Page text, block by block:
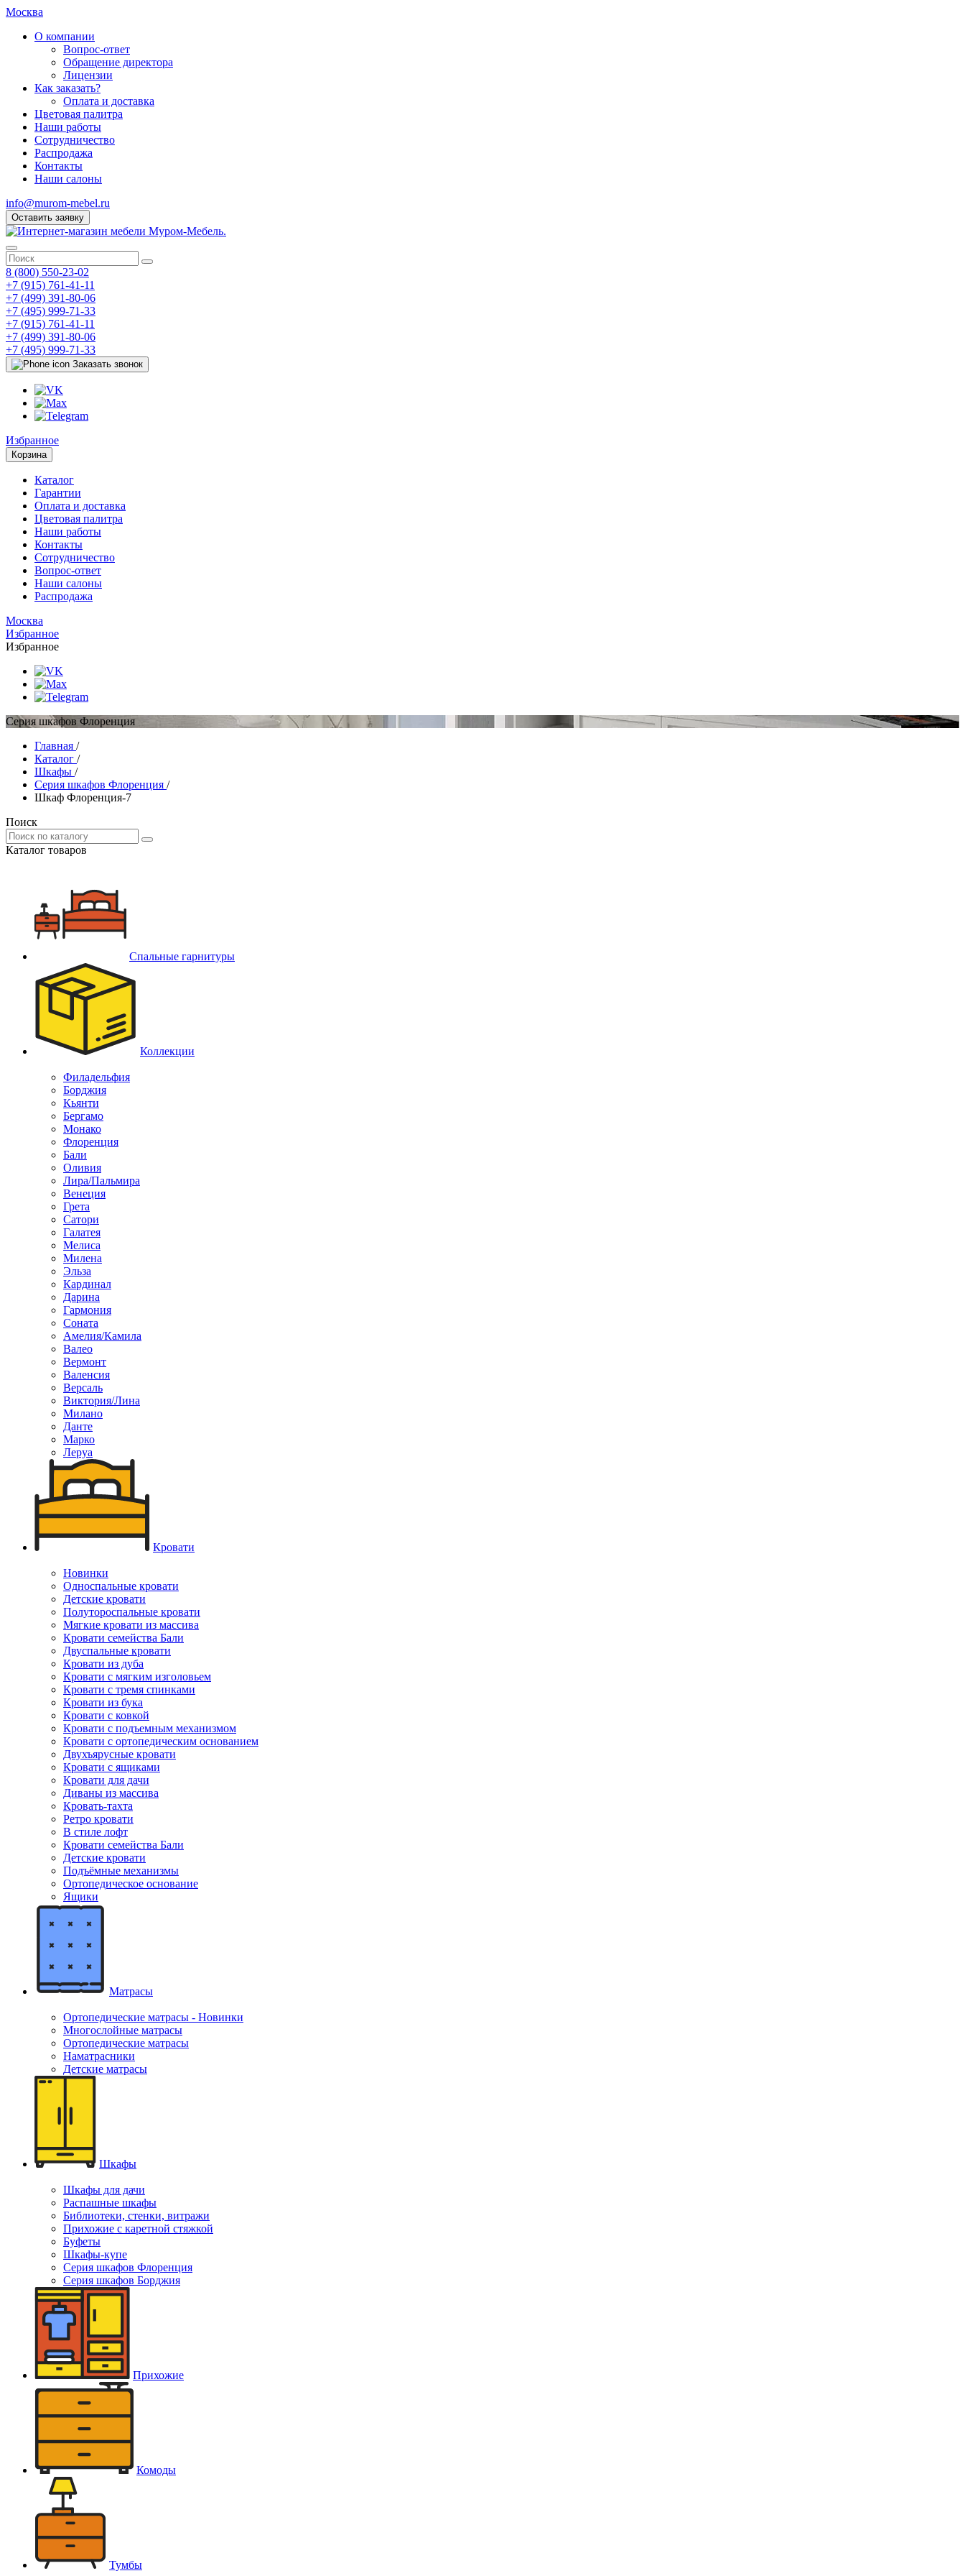
Москва
О компании
Вопрос-ответ
Обращение директора
Лицензии
Как заказать?
Оплата и доставка
Цветовая палитра
Наши работы
Сотрудничество
Распродажа
Контакты
Наши салоны
info@murom-mebel.ru
Оставить заявку
8 (800) 550-23-02
+7 (915) 761-41-11
+7 (499) 391-80-06
+7 (495) 999-71-33
+7 (915) 761-41-11
+7 (499) 391-80-06
+7 (495) 999-71-33
Заказать звонок
Избранное
Корзина
Каталог
Гарантии
Оплата и доставка
Цветовая палитра
Наши работы
Контакты
Сотрудничество
Вопрос-ответ
Наши салоны
Распродажа
Москва
Избранное
Избранное
Серия шкафов Флоренция
Главная /
Каталог /
Шкафы /
Серия шкафов Флоренция /
Шкаф Флоренция-7
Поиск
Каталог товаров
Спальные гарнитуры
Коллекции
Филадельфия
Борджия
Кьянти
Бергамо
Монако
Флоренция
Бали
Оливия
Лира/Пальмира
Венеция
Грета
Сатори
Галатея
Мелиса
Милена
Эльза
Кардинал
Дарина
Гармония
Соната
Амелия/Камила
Валео
Вермонт
Валенсия
Версаль
Виктория/Лина
Милано
Данте
Марко
Леруа
Кровати
Новинки
Односпальные кровати
Детские кровати
Полутороспальные кровати
Мягкие кровати из массива
Кровати семейства Бали
Двуспальные кровати
Кровати из дуба
Кровати с мягким изголовьем
Кровати с тремя спинками
Кровати из бука
Кровати с ковкой
Кровати с подъемным механизмом
Кровати с ортопедическим основанием
Двухъярусные кровати
Кровати с ящиками
Кровати для дачи
Диваны из массива
Кровать-тахта
Ретро кровати
В стиле лофт
Кровати семейства Бали
Детские кровати
Подъёмные механизмы
Ортопедическое основание
Ящики
Матрасы
Ортопедические матрасы - Новинки
Многослойные матрасы
Ортопедические матрасы
Наматрасники
Детские матрасы
Шкафы
Шкафы для дачи
Распашные шкафы
Библиотеки, стенки, витражи
Прихожие с каретной стяжкой
Буфеты
Шкафы-купе
Серия шкафов Флоренция
Серия шкафов Борджия
Прихожие
Комоды
Тумбы